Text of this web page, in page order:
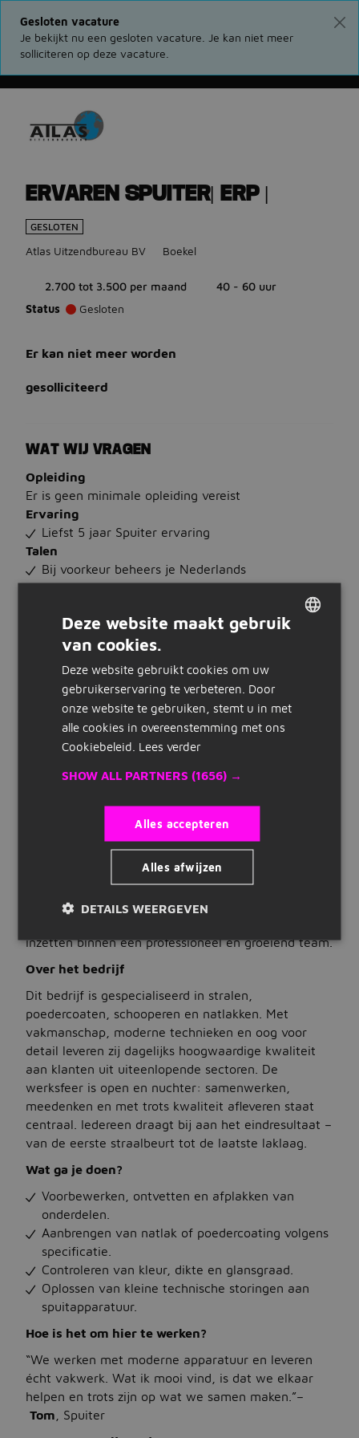
Gesloten vacature
Je bekijkt nu een gesloten vacature. Je kan niet meer
solliciteren op deze vacature.
ERVAREN SPUITER| ERP |
GESLOTEN
Atlas Uitzendbureau BV Boekel
2.700 tot 3.500 per maand
40 - 60 uur
Status
Gesloten
Er kan niet meer worden
gesolliciteerd
WAT WIJ VRAGEN
Opleiding
Er is geen minimale opleiding vereist
Ervaring
Liefst 5 jaar Spuiter ervaring
Talen
Bij voorkeur beheers je Nederlands
Salaris
€ 2.700 tot € 3.500 per maand
40 tot 60 uur per week
Dienstverband
fulltime
Type vacature
Ervaren Spuiter – Geef kleur aan kwaliteit!
Ben jij een vakman in hart en nieren met een passie
voor spuitwerk? Werk je graag met precisie en zie je
het als een uitdaging om elk product perfect af te
leveren? Dan is dit jouw kans! Wij zoeken
inzetten binnen een professioneel en groeiend team.
Over het bedrijf
Dit bedrijf is gespecialiseerd in stralen,
poedercoaten, schooperen en natlakken. Met
vakmanschap, moderne technieken en oog voor
detail leveren zij dagelijks hoogwaardige kwaliteit
aan klanten uit uiteenlopende sectoren. De
werksfeer is open en nuchter: samenwerken,
meedenken en met trots kwaliteit afleveren staat
centraal. Iedereen draagt bij aan het eindresultaat –
van de eerste straalbeurt tot de laatste laklaag.
Wat ga je doen?
Voorbewerken, ontvetten en afplakken van
onderdelen.
Aanbrengen van natlak of poedercoating volgens
specificatie.
Controleren van kleur, dikte en glansgraad.
Oplossen van kleine technische storingen aan
spuitapparatuur.
Hoe is het om hier te werken?
“We werken met moderne apparatuur en leveren
écht vakwerk. Wat ik mooi vind, is dat we elkaar
helpen en trots zijn op wat we samen maken.”–
Tom , Spuiter
Snelle links
Inschrijven
Vacatures
Vacatures zoeken
Vacatures per beroepsgroep
Vacatures per dienstverband
Vacatures per opleidingsniveau
Jobbird
Jobs Deutschland
Jobs United Kingdom
Jobs at Jobbird.com
Algemene voorwaarden
Vacatures plaatsen
Deze website maakt gebruik
van cookies.
Deze website gebruikt cookies om uw
gebruikerservaring te verbeteren. Door
onze website te gebruiken, stemt u in met
alle cookies in overeenstemming met ons
Cookiebeleid. Lees verder
SHOW ALL PARTNERS (1656) →
Alles accepteren
Alles afwijzen
DETAILS WEERGEVEN